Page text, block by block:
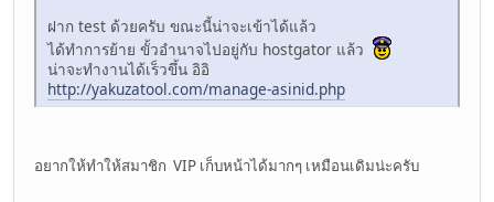
ฝาก test ด้วยครับ ขณะนี้น่าจะเข้าได้แล้ว
ได้ทำการย้าย ขั้วอำนาจไปอยู่กับ hostgator แล้ว
น่าจะทำงานได้เร็วขึ้น อิอิ
http://yakuzatool.com/manage-asinid.php
อยากให้ทำให้สมาชิก VIP เก็บหน้าได้มากๆ เหมือนเดิมน่ะครับ